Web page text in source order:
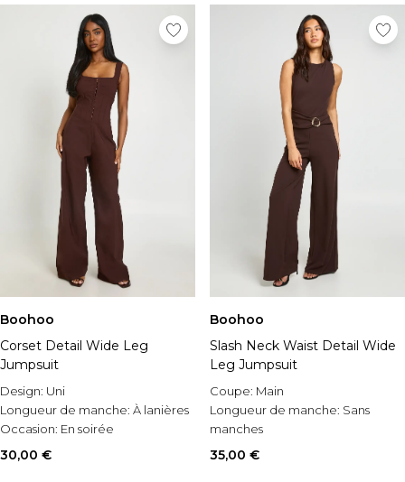
Boohoo
Corset Detail Wide Leg
Jumpsuit
Design: Uni
Longueur de manche: À lanières
Occasion: En soirée
30,00 €
Boohoo
Slash Neck Waist Detail Wide
Leg Jumpsuit
Coupe: Main
Longueur de manche: Sans
manches
Occasion:
35,00 €